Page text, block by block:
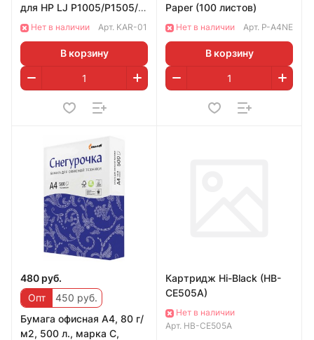
для HP LJ P1005/P1505/
CANON
Нет в наличии Арт. KAR-01
В корзину
Paper (100 листов)
Нет в наличии Арт. P-A4NE
В корзину
480 руб.
Опт
450 руб.
Бумага офисная А4, 80 г/
м2, 500 л., марка С,
Картридж Hi-Black (HB-
CE505A)
Нет в наличии
Арт. HB-CE505A